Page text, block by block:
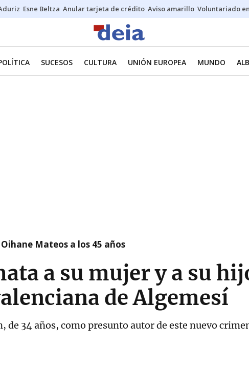
Esne Beltza Anular tarjeta de crédito Aviso amarillo Voluntariado
SUCESOS CULTURA UNIÓN EUROPEA MUNDO
Mateos a los 45 años
a su mujer y a su
de Algemesí
de 34 años, como presunto autor de este nuevo